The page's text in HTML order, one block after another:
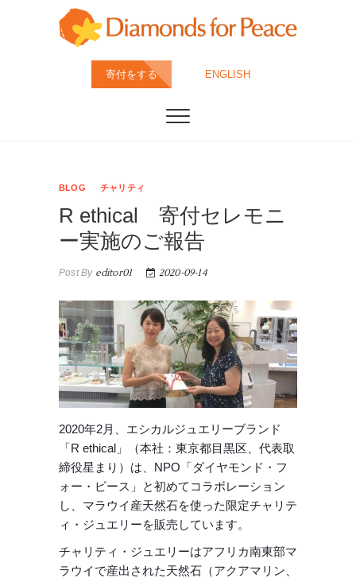
ダイヤモンド・フ
ォー・ピース
特定非営利活動法人ダイヤモンド・フォー・ピース
は、すべてのダイヤモンドが人道・環境配慮の上、採
掘・カット・製造されることが当たり前の社会を目指
寄付をする ENGLISH
BLOG チャリティ
R ethical 寄付セレモニ
ー実施のご報告
Post Byeditor01 2020-09-14
2020年2月、エシカルジュエリーブランド
「R ethical」（本社：東京都目黒区、代表取
締役星まり）は、NPO「ダイヤモンド・フ
ォー・ピース」と初めてコラボレーション
し、マラウイ産天然石を使った限定チャリテ
ィ・ジュエリーを販売しています。
チャリティ・ジュエリーはアフリカ南東部マ
ラウイで産出された天然石（アクアマリン、